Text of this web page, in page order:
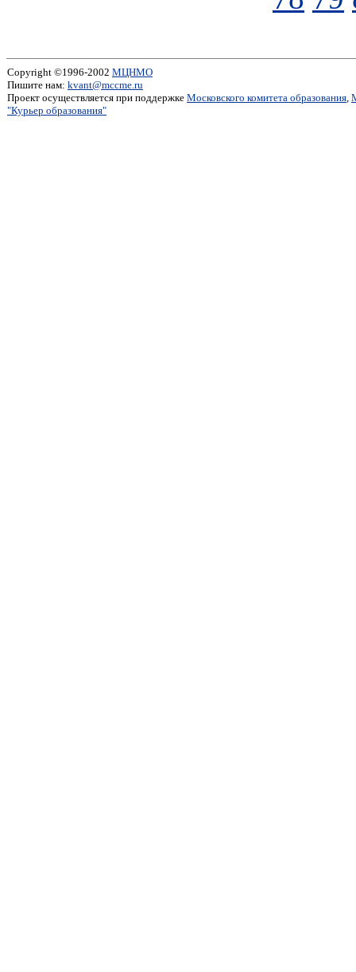
Copyright ©1996-2002 МЦНМО
Пишите нам: kvant@mccme.ru
Проект осуществляется при поддержке Московского комитета образования,
"Курьер образования"